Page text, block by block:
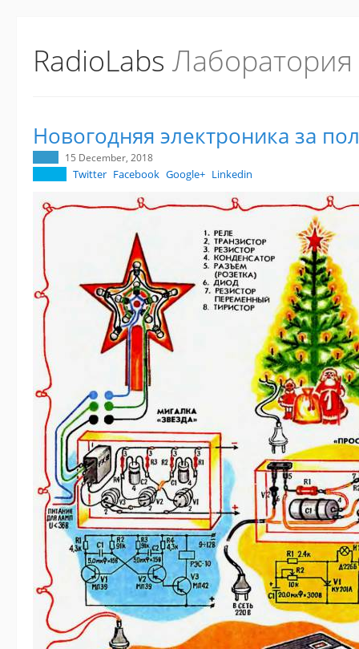
RadioLabs
Новогодняя электроника за
15 December, 2018
Twitter Facebook Google+ Linkedin